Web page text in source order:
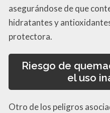
asegurándose de que
hidratantes y
protectora.
Riesgo de
el uso
Otro de los peligros